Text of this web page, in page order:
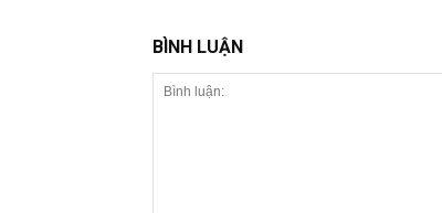
BÌNH LUẬN